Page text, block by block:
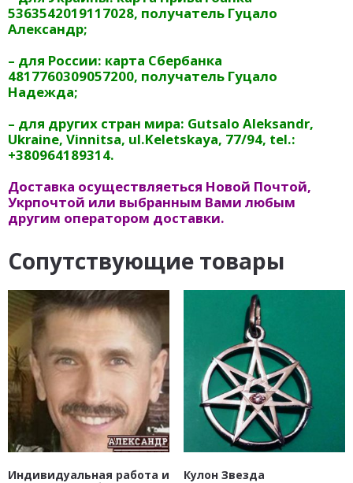
5363542019117028, получатель Гуцало
Александр;
– для России: карта Сбербанка
4817760309057200, получатель Гуцало
Надежда;
– для других стран мира: Gutsalo Aleksandr,
Ukraine, Vinnitsa, ul.Keletskaya, 77/94, tel.:
+380964189314.
Доставка осуществляеться Новой Почтой,
Укрпочтой или выбранным Вами любым
другим оператором доставки.
Сопутствующие товары
Индивидуальная работа и
Кулон Звезда